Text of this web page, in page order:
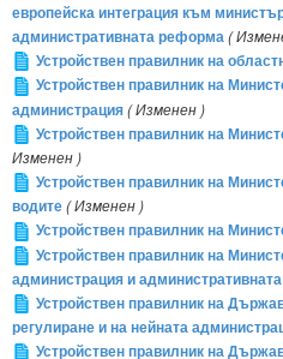
европейска интеграция към
административната реформа(
Устройствен правилник на
Устройствен правилник на
администрация( Изменен )
Устройствен правилник на
Изменен )
Устройствен правилник на
водите( Изменен )
Устройствен правилник на
Устройствен правилник на
администрация и
Устройствен правилник на
регулиране и на нейната
Устройствен правилник на